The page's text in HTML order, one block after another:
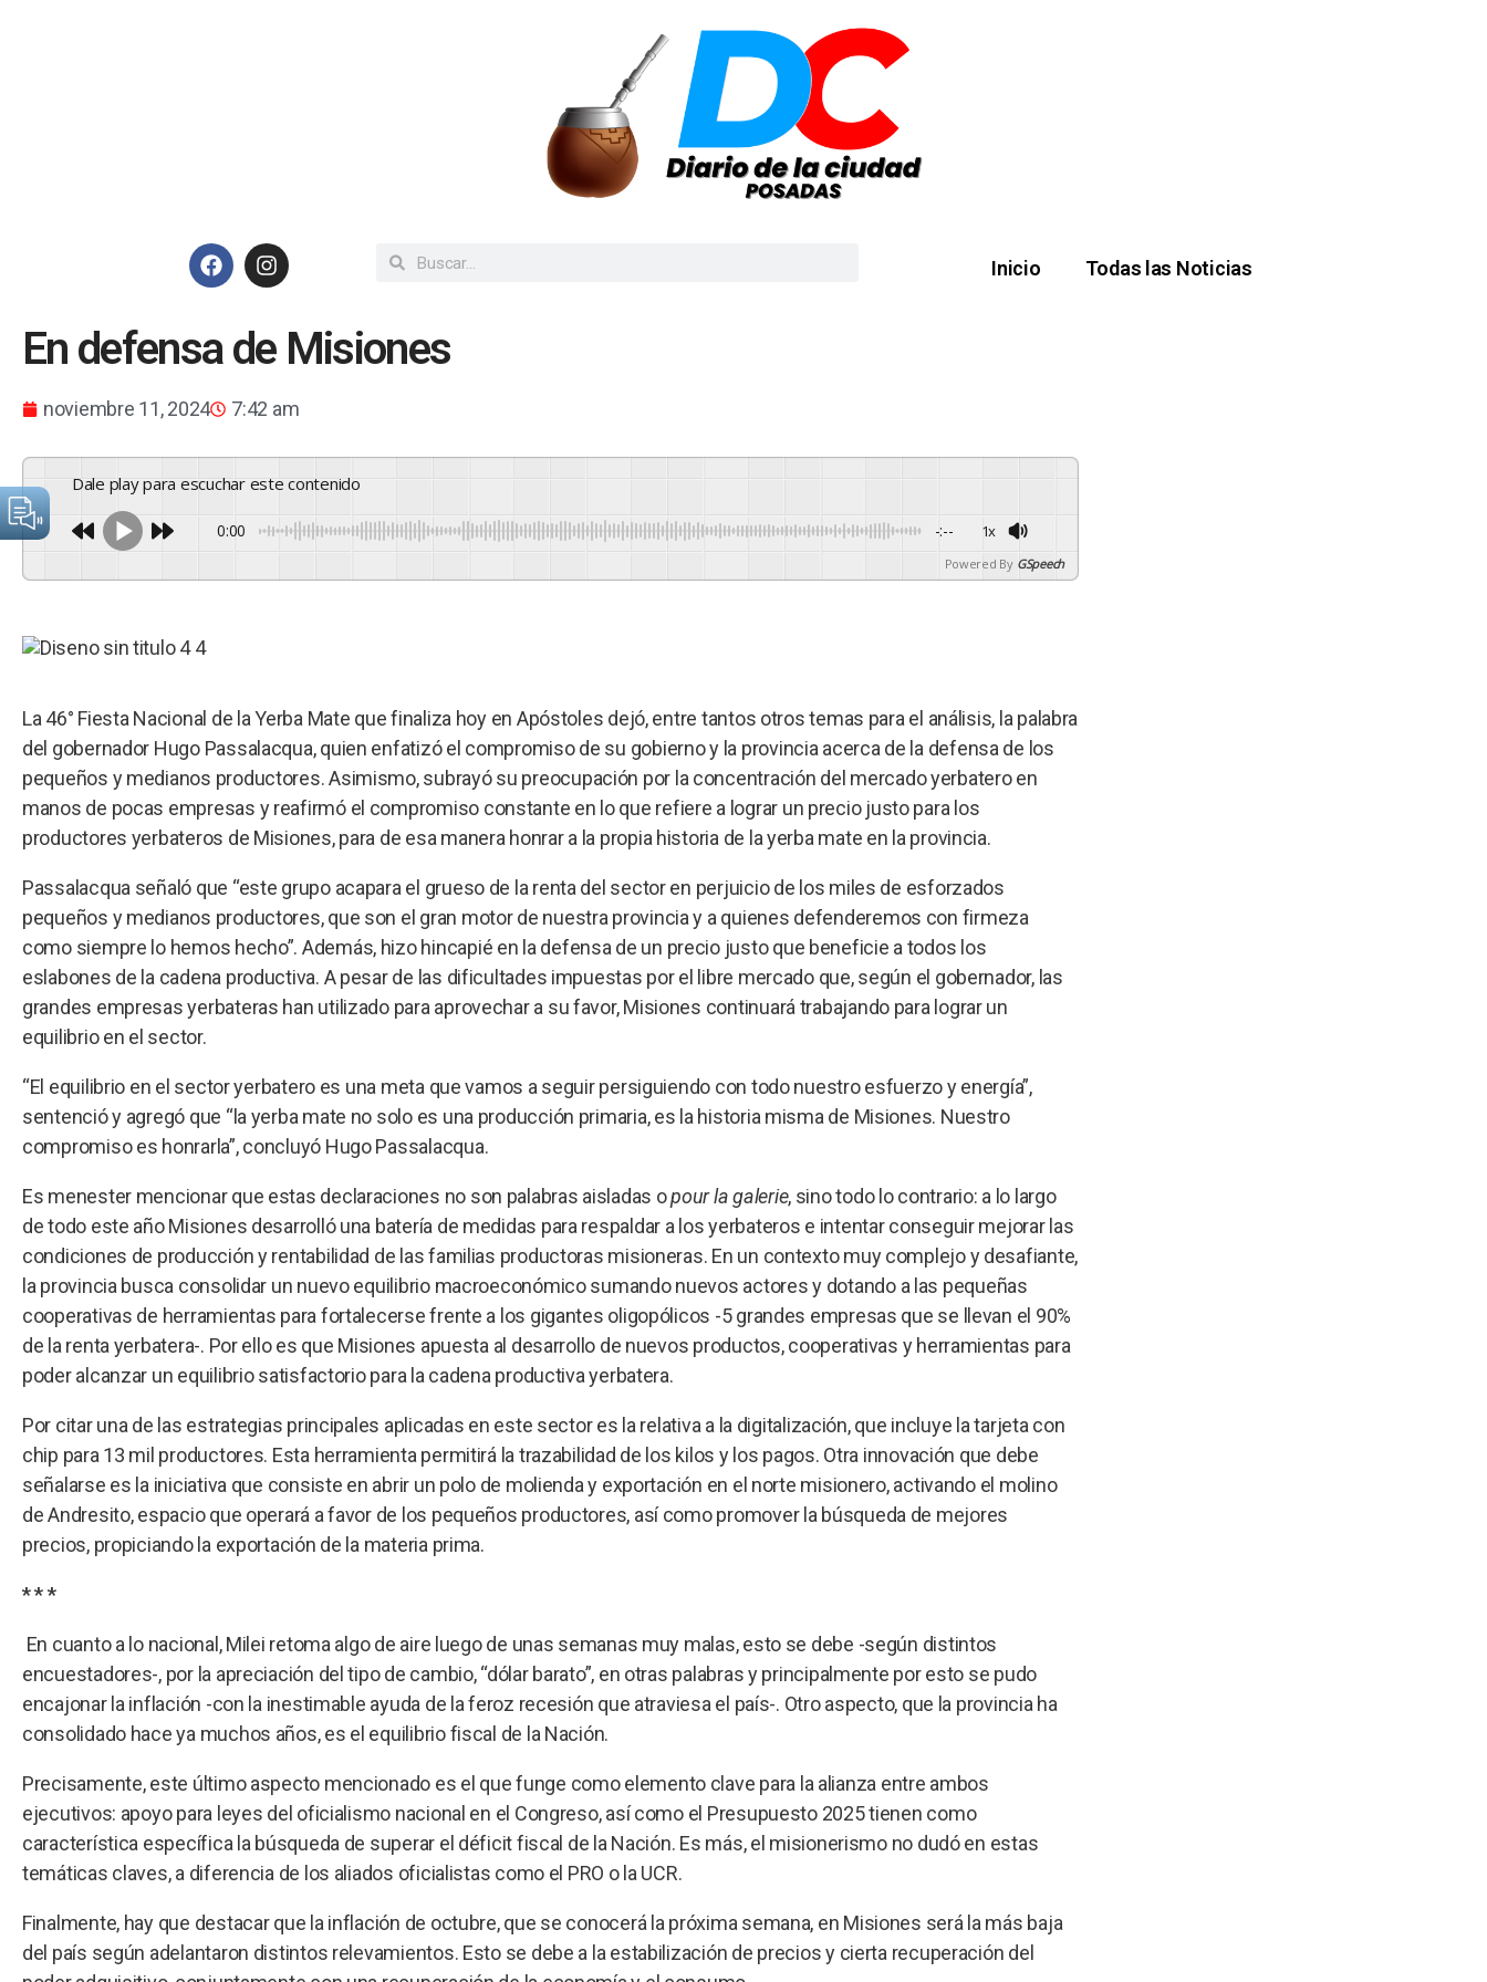
Inicio Todas las Noticias
En defensa de Misiones
noviembre 11, 2024 7:42 am
Dale play para escuchar este contenido
0:00 -:-- 1x
Powered By GSpeech
La 46° Fiesta Nacional de la Yerba Mate que finaliza hoy en Apóstoles dejó, entre tantos otros temas para el análisis, la palabra
del gobernador Hugo Passalacqua, quien enfatizó el compromiso de su gobierno y la provincia acerca de la defensa de los
pequeños y medianos productores. Asimismo, subrayó su preocupación por la concentración del mercado yerbatero en
manos de pocas empresas y reafirmó el compromiso constante en lo que refiere a lograr un precio justo para los
productores yerbateros de Misiones, para de esa manera honrar a la propia historia de la yerba mate en la provincia.
Passalacqua señaló que “este grupo acapara el grueso de la renta del sector en perjuicio de los miles de esforzados
pequeños y medianos productores, que son el gran motor de nuestra provincia y a quienes defenderemos con firmeza
como siempre lo hemos hecho”. Además, hizo hincapié en la defensa de un precio justo que beneficie a todos los
eslabones de la cadena productiva. A pesar de las dificultades impuestas por el libre mercado que, según el gobernador, las
grandes empresas yerbateras han utilizado para aprovechar a su favor, Misiones continuará trabajando para lograr un
equilibrio en el sector.
“El equilibrio en el sector yerbatero es una meta que vamos a seguir persiguiendo con todo nuestro esfuerzo y energía”,
sentenció y agregó que “la yerba mate no solo es una producción primaria, es la historia misma de Misiones. Nuestro
compromiso es honrarla”, concluyó Hugo Passalacqua.
Es menester mencionar que estas declaraciones no son palabras aisladas opour la galerie, sino todo lo contrario: a lo largo
de todo este año Misiones desarrolló una batería de medidas para respaldar a los yerbateros e intentar conseguir mejorar las
condiciones de producción y rentabilidad de las familias productoras misioneras. En un contexto muy complejo y desafiante,
la provincia busca consolidar un nuevo equilibrio macroeconómico sumando nuevos actores y dotando a las pequeñas
cooperativas de herramientas para fortalecerse frente a los gigantes oligopólicos -5 grandes empresas que se llevan el 90%
de la renta yerbatera-. Por ello es que Misiones apuesta al desarrollo de nuevos productos, cooperativas y herramientas para
poder alcanzar un equilibrio satisfactorio para la cadena productiva yerbatera.
Por citar una de las estrategias principales aplicadas en este sector es la relativa a la digitalización, que incluye la tarjeta con
chip para 13 mil productores. Esta herramienta permitirá la trazabilidad de los kilos y los pagos. Otra innovación que debe
señalarse es la iniciativa que consiste en abrir un polo de molienda y exportación en el norte misionero, activando el molino
de Andresito, espacio que operará a favor de los pequeños productores, así como promover la búsqueda de mejores
precios, propiciando la exportación de la materia prima.
* * *
En cuanto a lo nacional, Milei retoma algo de aire luego de unas semanas muy malas, esto se debe -según distintos
encuestadores-, por la apreciación del tipo de cambio, “dólar barato”, en otras palabras y principalmente por esto se pudo
encajonar la inflación -con la inestimable ayuda de la feroz recesión que atraviesa el país-. Otro aspecto, que la provincia ha
consolidado hace ya muchos años, es el equilibrio fiscal de la Nación.
Precisamente, este último aspecto mencionado es el que funge como elemento clave para la alianza entre ambos
ejecutivos: apoyo para leyes del oficialismo nacional en el Congreso, así como el Presupuesto 2025 tienen como
característica específica la búsqueda de superar el déficit fiscal de la Nación. Es más, el misionerismo no dudó en estas
temáticas claves, a diferencia de los aliados oficialistas como el PRO o la UCR.
Finalmente, hay que destacar que la inflación de octubre, que se conocerá la próxima semana, en Misiones será la más baja
del país según adelantaron distintos relevamientos. Esto se debe a la estabilización de precios y cierta recuperación del